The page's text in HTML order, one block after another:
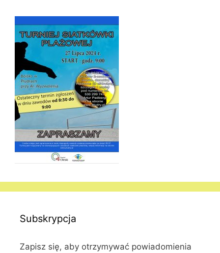
Subskrypcja
Zapisz się, aby otrzymywać powiadomienia